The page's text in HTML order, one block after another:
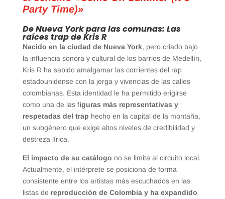
Party Time)»
De Nueva York para las comunas: Las
raíces trap de Kris R
Nacido en la ciudad de Nueva York, pero criado bajo
la influencia sonora y cultural de los barrios de Medellín,
Kris R ha sabido amalgamar las corrientes del rap
estadounidense con la jerga y vivencias de las calles
colombianas. Esta identidad le ha permitido erigirse
como una de las figuras más representativas y
respetadas del trap hecho en la capital de la montaña,
un subgénero que exige altos niveles de credibilidad y
destreza lírica.
El impacto de su catálogo no se limita al circuito local.
Actualmente, el intérprete se posiciona de forma
consistente entre los artistas más escuchados en las
listas de reproducción de Colombia y ha expandido